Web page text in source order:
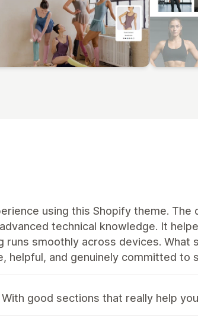
using this Shopify theme.
technical knowledge. It
runs smoothly across devices.
helpful, and genuinely committed to
good sections that really help